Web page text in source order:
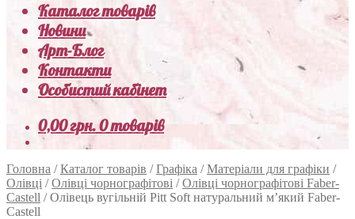
Каталог товарів
Новини
Арт-Блог
Контакти
Особистий кабінет
0,00грн.0 товарів
Головна /Каталог товарів /Графіка /Матеріали для графіки /
Олівці /Олівці чорнографітові /Олівці чорнографітові Faber-
Castell /Олівець вугільній Pitt Soft натуральний м’який Faber-
Castell